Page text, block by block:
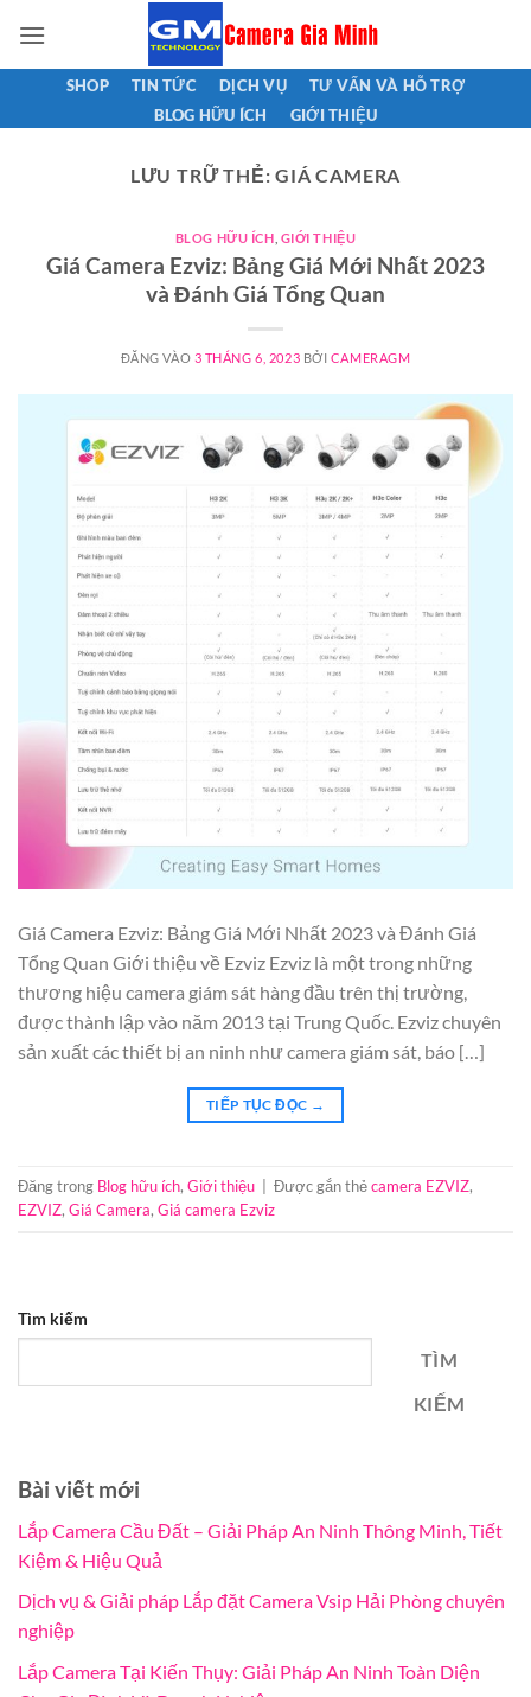
qua
nội
SHOP TIN TỨC DỊCH VỤ
TƯ VẤN VÀ HỖ TRỢ
BLOG HỮU ÍCH
GIỚI THIỆU
LƯU TRỮ THẺ:GIÁ CAMERA
BLOG HỮU ÍCH GIỚI THIỆU
Giá Camera Ezviz: Bảng Giá Mới Nhất 2023
và Đánh Giá Tổng Quan
ĐĂNG VÀO 3 THÁNG 6, 2023 BỞI CAMERAGM
Giá Camera Ezviz: Bảng Giá Mới Nhất 2023 và Đánh Giá
Tổng Quan Giới thiệu về Ezviz Ezviz là một trong những
thương hiệu camera giám sát hàng đầu trên thị trường,
được thành lập vào năm 2013 tại Trung Quốc. Ezviz chuyên
sản xuất các thiết bị an ninh như camera giám sát, báo […]
TIẾP TỤC ĐỌC →
Đăng trong Blog hữu ích, Giới thiệu Được gắn thẻcamera EZVIZ,
EZVIZ, Giá Camera, Giá camera Ezviz
Tìm kiếm
TÌM
KIẾM
Bài viết mới
Lắp Camera Cầu Đất – Giải Pháp An Ninh Thông Minh, Tiết
Kiệm & Hiệu Quả
Dịch vụ & Giải pháp Lắp đặt Camera Vsip Hải Phòng chuyên
nghiệp
Lắp Camera Tại Kiến Thụy: Giải Pháp An Ninh Toàn Diện